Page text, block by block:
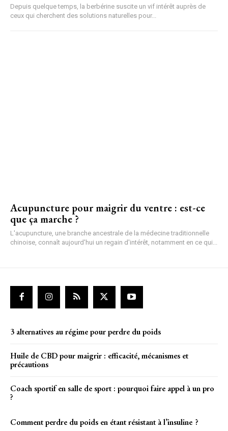
Depuis quelque temps, la berbérine suscite un vif intérêt auprès de
ceux qui cherchent des solutions naturelles pour...
Acupuncture pour maigrir du ventre : est-ce
que ça marche ?
L'acupuncture, une branche ancestrale de la médecine traditionnelle
chinoise, connaît aujourd'hui un regain d'intérêt, notamment en ce qui...
3 alternatives au régime pour perdre du poids
Huile de CBD pour maigrir : efficacité, mécanismes et
précautions
Coach sportif en salle de sport : pourquoi faire appel à un pro
?
Comment perdre du poids en étant résistant à l’insuline ?